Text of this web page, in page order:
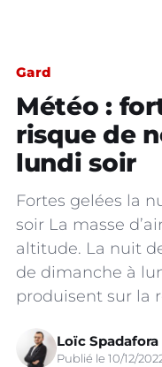
Gard
Météo :
risque de
lundi soir
Fortes gelées la
soir La masse
altitude. La nuit
de dimanche à
produisent sur la
Loïc Spadafora
Publié le 10/12/